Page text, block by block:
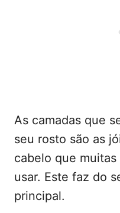
As camadas que
seu rosto são as
cabelo que muitas
usar. Este faz do
principal.